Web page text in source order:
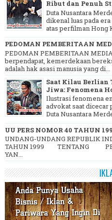
Ribut dan Penuh
Duta Nusantara
dikenal luas pada
atas perfilman Hong
PEDOMAN PEMBERITAAN
PEDOMAN PEMBERITAAN
berpendapat, kemerdekaan
adalah hak asasi manusia yang di...
Saat Kilau Berlian
Jiwa: Fenomena
Ilustrasi fenomena
advokat saat dicecar
Duta Nusantara
UU PERS NOMOR 40 TAHUN
UNDANG-UNDANG REPUBLIK
TAHUN 1999 TENTANG
YAN...